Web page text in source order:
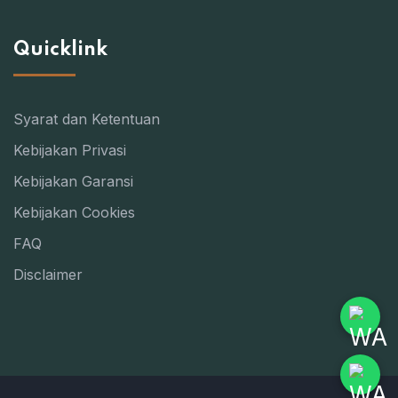
Quicklink
Syarat dan Ketentuan
Kebijakan Privasi
Kebijakan Garansi
Kebijakan Cookies
FAQ
Disclaimer